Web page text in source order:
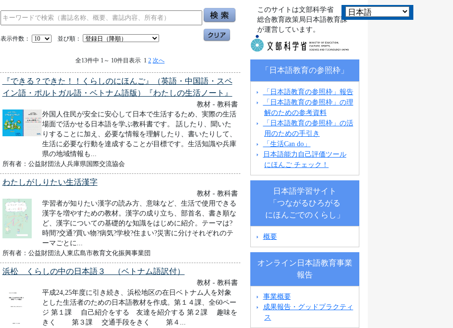
表示件数： 並び順：
全13件中 1～ 10件目表示 1 2 次へ
『できる？できた！！くらしのにほんご』（英語・中国語・スペ
イン語・ポルトガル語・ベトナム語版）『わたしの生活ノート』
教材 - 教科書
外国人住民が安全に安心して日本で生活するため、実際の生活
場面で活かせる日本語を学ぶ教科書です。 話したり、聞いた
りすることに加え、必要な情報を理解したり、書いたりして、
生活に必要な行動を達成することが目標です。生活知識や兵庫
県の地域情報も...
所有者：公益財団法人兵庫県国際交流協会
わたしがしりたい生活漢字
教材 - 教科書
学習者が知りたい漢字の読み方、意味など、生活で使用できる
漢字を増やすための教材。漢字の成り立ち、部首名、書き順な
ど、漢字についての基礎的な知識をはじめに紹介。テーマは?
時間?交通?買い物?病気?学校?住まい?災害に分けそれぞれのテ
ーマごとに...
所有者：公益財団法人東広島市教育文化振興事業団
浜松 くらしの中の日本語３ （ベトナム語訳付）
教材 - 教科書
平成24,25年度に引き続き、浜松地区の在日ベトナム人を対象
とした生活者のための日本語教材を作成。第１４課、全60ペー
ジ 第１課 自己紹介をする 友達を紹介する 第２課 趣味を
きく 第３課 交通手段をきく 第４...
このサイトは文部科学省
総合教育政策局日本語教育課
が運営しています。
「日本語教育の参照枠」
「日本語教育の参照枠」報告
「日本語教育の参照枠」の理
解のための参考資料
「日本語教育の参照枠」の活
用のための手引き
「生活Can do」
日本語能力自己評価ツール
にほんご チェック！
日本語学習サイト
「つながるひろがる
にほんごでのくらし」
概要
オンライン日本語教育事業
報告
事業概要
成果報告・グッドプラクティ
ス